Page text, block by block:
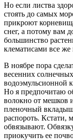
Но если листва
стоять до самых
прикроют
снег, а потому вам
большинство
клематисами все же
В ноябре пора
весенних
водоэмульсионной
Но я предпочитаю
волокно от мешков
пленочный
распороть. Кстати,
обвязывают.
приокучить ее